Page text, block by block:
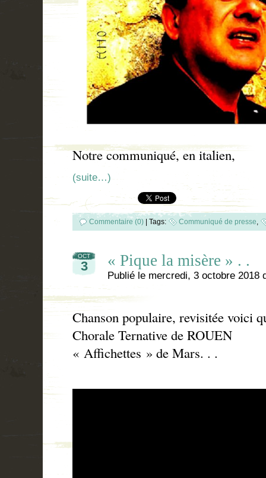
Notre communiqué, en italien,
(suite…)
Commentaire (0) | Tags: Communiqué de presse,
OCT
3 « Pique la misère » . .
Publié le mercredi, 3 octobre 2018
Chanson populaire, revisitée voici
Chorale Ternative de ROUEN
« Affichettes » de Mars. . .